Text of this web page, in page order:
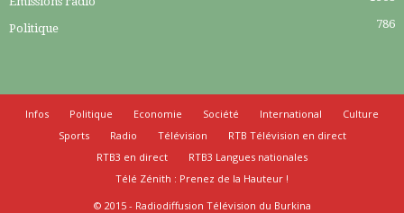
Politique 786
Infos Politique Economie Société International
Culture
Sports
Radio Télévision
RTB Télévision en direct
RTB3 en direct
RTB3 Langues nationales
Télé Zénith : Prenez de la Hauteur !
© 2015 - Radiodiffusion Télévision du Burkina